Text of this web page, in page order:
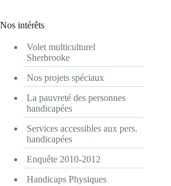
Nos intérêts
Volet multiculturel
Sherbrooke
Nos projets spéciaux
La pauvreté des personnes
handicapées
Services accessibles aux pers.
handicapées
Enquête 2010-2012
Handicaps Physiques